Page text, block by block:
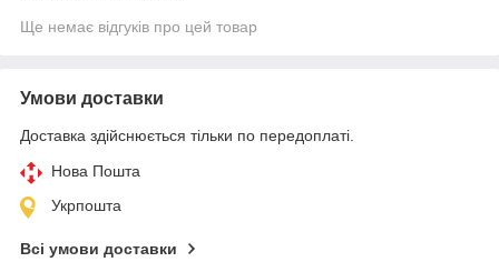
Ще немає відгуків про цей товар
Умови доставки
Доставка здійснюється тільки по передоплаті.
Нова Пошта
Укрпошта
Всі умови доставки